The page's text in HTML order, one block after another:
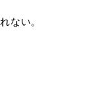
ない。